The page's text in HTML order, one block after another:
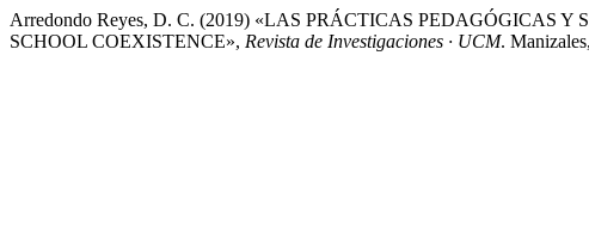
Arredondo Reyes, D. C. (2019) «LAS PRÁCTICAS
SCHOOL COEXISTENCE», Revista de Investigaciones · UCM.